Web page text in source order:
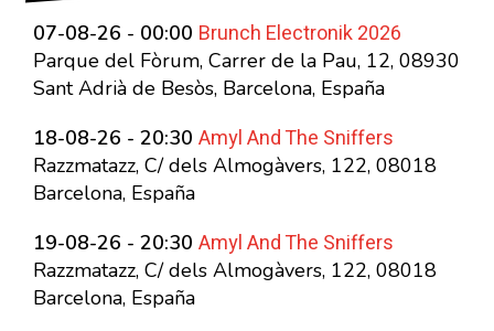
07-08-26 - 00:00 Brunch Electronik 2026
Parque del Fòrum, Carrer de la Pau, 12, 08930
Sant Adrià de Besòs, Barcelona, España
18-08-26 - 20:30 Amyl And The Sniffers
Razzmatazz, C/ dels Almogàvers, 122, 08018
Barcelona, España
19-08-26 - 20:30 Amyl And The Sniffers
Razzmatazz, C/ dels Almogàvers, 122, 08018
Barcelona, España